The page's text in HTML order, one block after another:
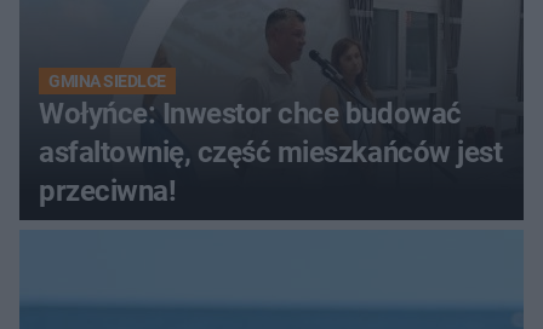
GMINA SIEDLCE
Wołyńce: Inwestor chce budować
asfaltownię, część mieszkańców jest
przeciwna!